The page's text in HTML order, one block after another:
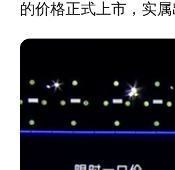
的价格正式上市，实属